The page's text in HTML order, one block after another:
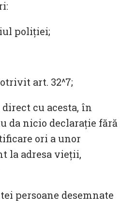
poliției;
art. 32^7;
cu acesta, în
da nicio declarație fără
ori a unor
la adresa vieții,
persoane desemnate